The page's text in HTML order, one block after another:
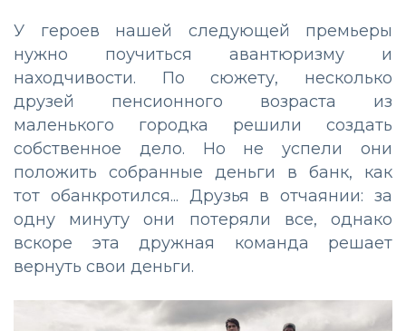
У героев нашей следующей премьеры
нужно поучиться авантюризму и
находчивости. По сюжету, несколько
друзей пенсионного возраста из
маленького городка решили создать
собственное дело. Но не успели они
положить собранные деньги в банк, как
тот обанкротился... Друзья в отчаянии:за
одну минуту они потеряли все, однако
вскоре эта дружная команда решает
вернуть свои деньги.